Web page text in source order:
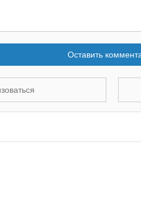
Оставить